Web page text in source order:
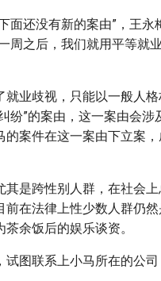
面还没有新的案由”，王
周之后，我们就用平等就
业歧视，只能以一般人
纷”的案由，这一案由会
案件在这一案由下立案
是跨性别人群，在社会
在法律上性少数人群仍
余饭后的娱乐谈资。
图联系上小马所在的公司